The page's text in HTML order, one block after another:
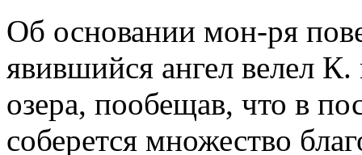
Об основании мон-ря
явившийся ангел велел
озера, пообещав, что в
соберется множество